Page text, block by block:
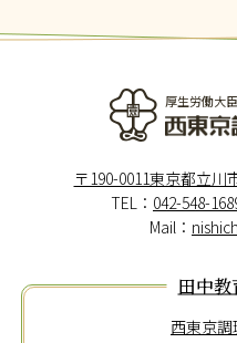
厚生労働大
〒190-0011東京都立川
TEL： 042-548-
Mail：
田中教
西東京